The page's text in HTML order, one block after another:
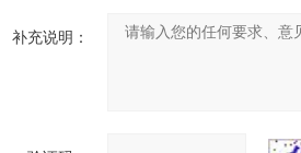
补充说明：